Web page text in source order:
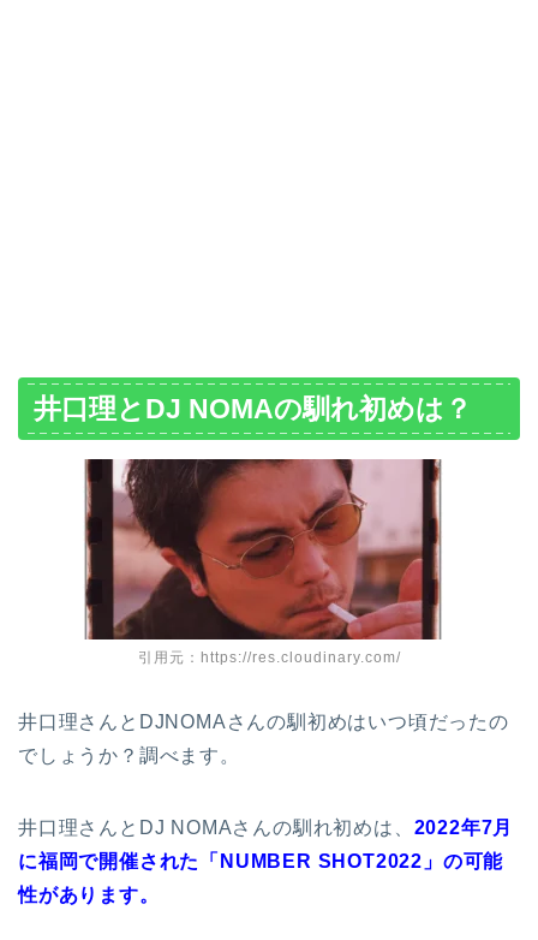
井口理とDJ NOMAの馴れ初めは？
引用元：https://res.cloudinary.com/
井口理さんとDJNOMAさんの馴初めはいつ頃だったの
でしょうか？調べます。
井口理さんとDJ NOMAさんの馴れ初めは、 2022年7月
に福岡で開催された「NUMBER SHOT2022」の可能
性があります。